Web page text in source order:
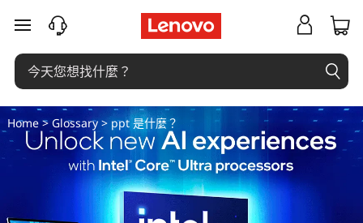
什
麼
是
幻
燈
跳至主要內容
Home> Glossary> ppt 是什麼？